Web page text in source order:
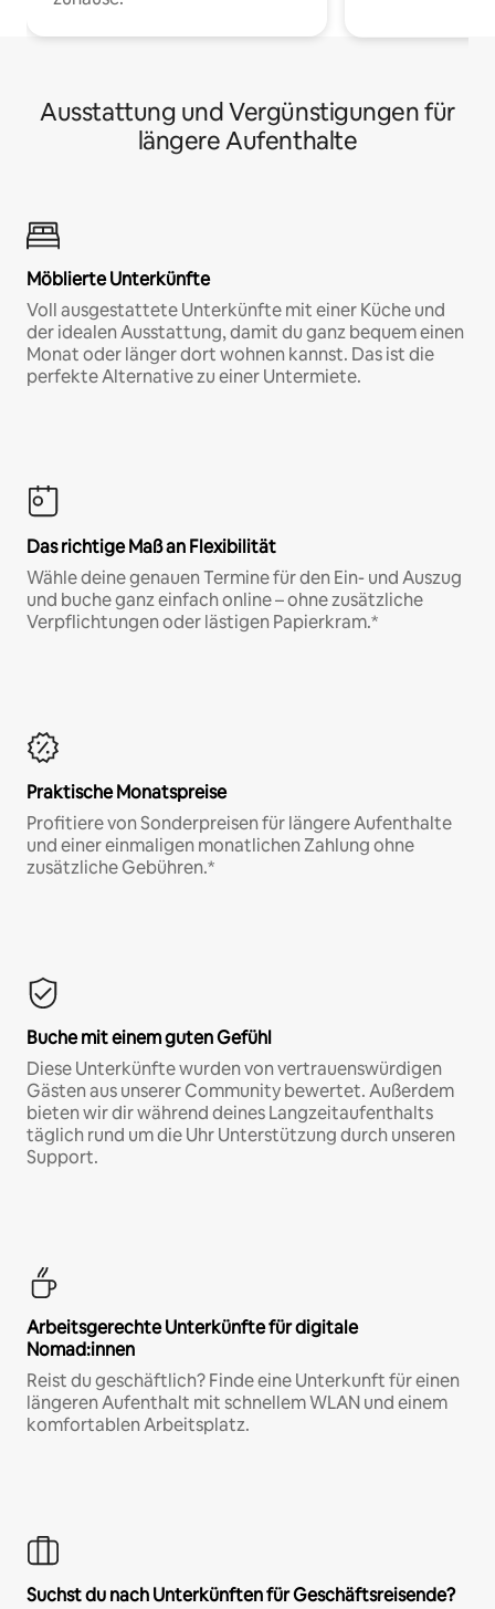
Ausstattung und Vergünstigungen für
längere Aufenthalte
Möblierte Unterkünfte
Voll ausgestattete Unterkünfte mit einer Küche und
der idealen Ausstattung, damit du ganz bequem einen
Monat oder länger dort wohnen kannst. Das ist die
perfekte Alternative zu einer Untermiete.
Das richtige Maß an Flexibilität
Wähle deine genauen Termine für den Ein- und Auszug
und buche ganz einfach online – ohne zusätzliche
Verpflichtungen oder lästigen Papierkram.*
Praktische Monatspreise
Profitiere von Sonderpreisen für längere Aufenthalte
und einer einmaligen monatlichen Zahlung ohne
zusätzliche Gebühren.*
Buche mit einem guten Gefühl
Diese Unterkünfte wurden von vertrauenswürdigen
Gästen aus unserer Community bewertet. Außerdem
bieten wir dir während deines Langzeitaufenthalts
täglich rund um die Uhr Unterstützung durch unseren
Support.
Arbeitsgerechte Unterkünfte für digitale
Nomad:innen
Reist du geschäftlich? Finde eine Unterkunft für einen
längeren Aufenthalt mit schnellem WLAN und einem
komfortablen Arbeitsplatz.
Suchst du nach Unterkünften für Geschäftsreisende?